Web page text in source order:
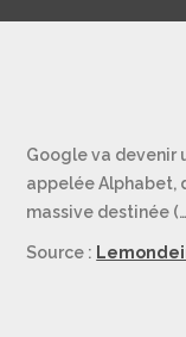
Google va devenir
appelée Alphabet,
massive destinée
Source :